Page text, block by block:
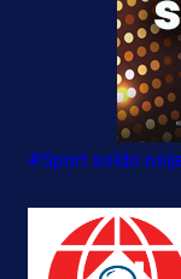
#Sport soldo